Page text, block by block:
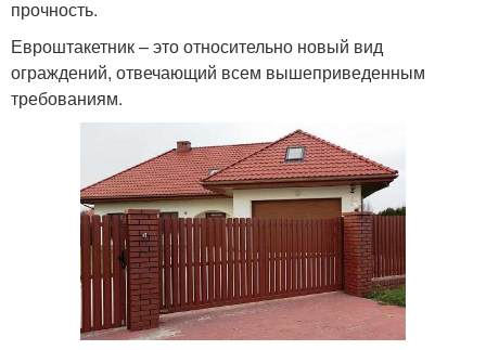
прочность.
Евроштакетник – это относительно новый вид
ограждений, отвечающий всем вышеприведенным
требованиям.